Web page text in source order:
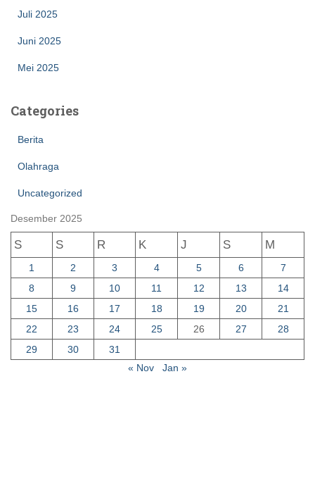
Juli 2025
Juni 2025
Mei 2025
Categories
Berita
Olahraga
Uncategorized
Desember 2025
S S R K J S M
1 2 3 4 5 6
7
8
9 10 11 12 13
14
15
16 17 18 19 20
21
22
23 24 25 26 27
28
29
30
31
« Nov
Jan »